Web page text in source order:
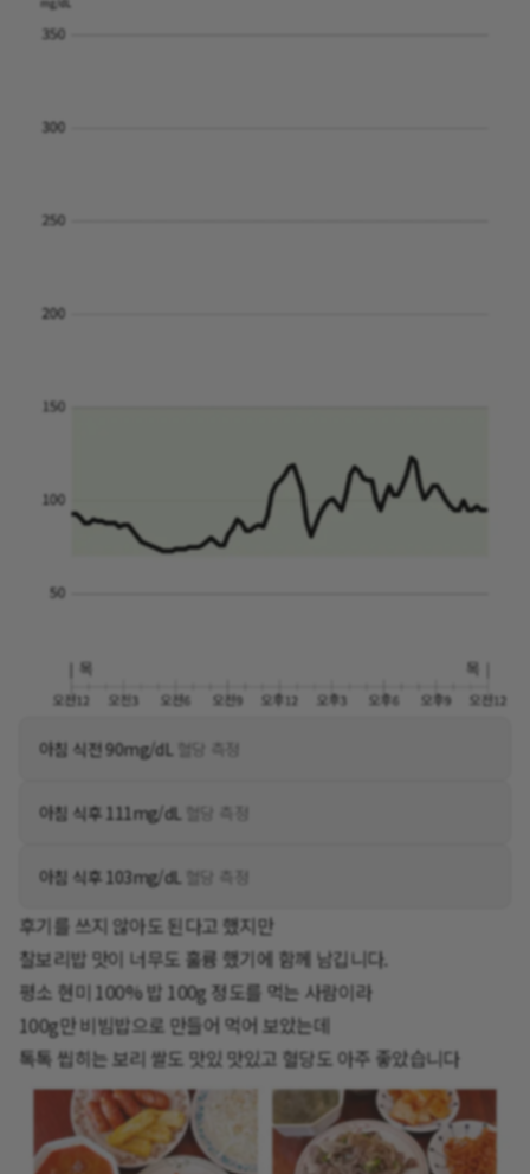
아침 식전 90mg/dL 혈당 측정
아침 식후 111mg/dL 혈당 측정
아침 식후 103mg/dL 혈당 측정
후기를 쓰지 않아도 된다고 했지만
찰보리밥 맛이 너무도 훌륭 했기에 함께 남깁니다.
평소 현미 100% 밥 100g 정도를 먹는 사람이라
100g만 비빔밥으로 만들어 먹어 보았는데
톡톡 씹히는 보리 쌀도 맛있 맛있고 혈당도 아주 좋았습니다